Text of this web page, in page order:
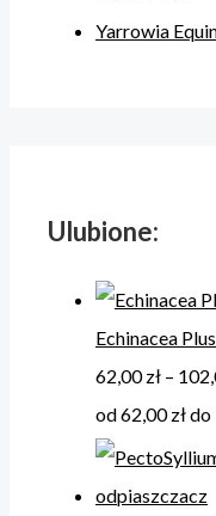
Yarrowia
Ulubione:
Echinacea
62,00zł –
od 62,00 zł do